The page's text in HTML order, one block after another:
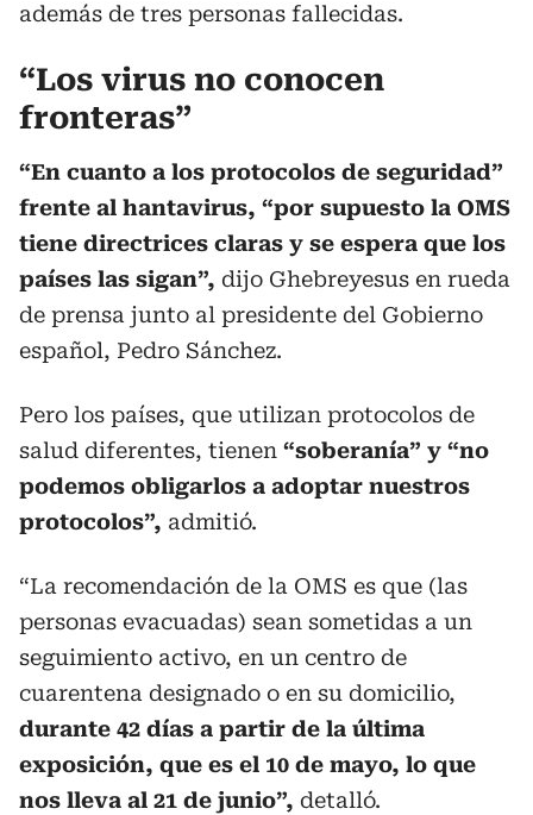
además de tres personas fallecidas.
“Los virus no conocen
fronteras”
“En cuanto a los protocolos de seguridad”
frente al hantavirus, “por supuesto la OMS
tiene directrices claras y se espera que los
países las sigan”, dijo Ghebreyesus en rueda
de prensa junto al presidente del Gobierno
español, Pedro Sánchez.
Pero los países, que utilizan protocolos de
salud diferentes, tienen “soberanía” y “no
podemos obligarlos a adoptar nuestros
protocolos”, admitió.
“La recomendación de la OMS es que (las
personas evacuadas) sean sometidas a un
seguimiento activo, en un centro de
cuarentena designado o en su domicilio,
durante 42 días a partir de la última
exposición, que es el 10 de mayo, lo que
nos lleva al 21 de junio”, detalló.